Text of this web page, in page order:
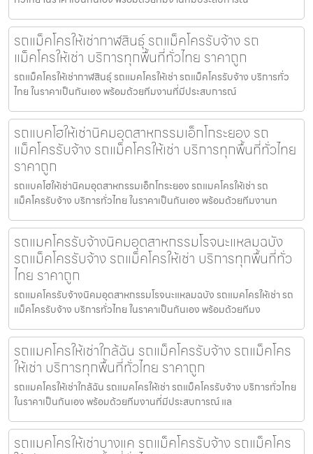
รถแม็คโครให้เช่ากาฬสินธุ์ รถแม็คโครรับจ้าง รถ
แม็คโครให้เช่า บริการทุกพื้นที่ทั่วไทย ราคาถูก
รถแม็คโครให้เช่ากาฬสินธุ์ รถแมคโครให้เช่า รถแม็คโครรับจ้าง บริการทั่ว
ไทย ในราคาเป็นกันเอง พร้อมด้วยทีมงานที่มีประสบการณ์
รถแบคโฮให้เช่านิคมอุตสาหกรรมเอ็กโกระยอง รถ
แม็คโครรับจ้าง รถแม็คโครให้เช่า บริการทุกพื้นที่ทั่วไทย
ราคาถูก
รถแบคโฮให้เช่านิคมอุตสาหกรรมเอ็กโกระยอง รถแมคโครให้เช่า รถ
แม็คโครรับจ้าง บริการทั่วไทย ในราคาเป็นกันเอง พร้อมด้วยทีมงานท
รถแมคโครรับจ้างนิคมอุตสาหกรรมโรจนะแหลมฉบัง
รถแม็คโครรับจ้าง รถแม็คโครให้เช่า บริการทุกพื้นที่ทั่ว
ไทย ราคาถูก
รถแมคโครรับจ้างนิคมอุตสาหกรรมโรจนะแหลมฉบัง รถแมคโครให้เช่า รถ
แม็คโครรับจ้าง บริการทั่วไทย ในราคาเป็นกันเอง พร้อมด้วยทีมง
รถแมคโครให้เช่าใกล้ฉัน รถแม็คโครรับจ้าง รถแม็คโคร
ให้เช่า บริการทุกพื้นที่ทั่วไทย ราคาถูก
รถแมคโครให้เช่าใกล้ฉัน รถแมคโครให้เช่า รถแม็คโครรับจ้าง บริการทั่วไทย
ในราคาเป็นกันเอง พร้อมด้วยทีมงานที่มีประสบการณ์ แล
รถแมคโครให้เช่าบางแค รถแม็คโครรับจ้าง รถแม็คโคร